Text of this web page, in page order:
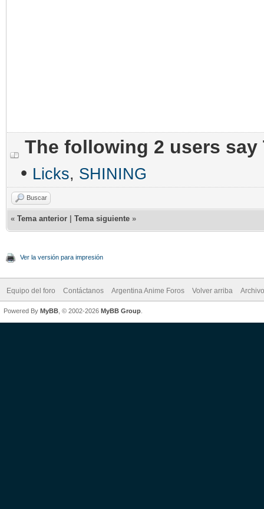
The following 2 users
• Licks, SHINING
Buscar
« Tema anterior Tema siguiente »
Ver la versión para impresión
Equipo del foro Contáctanos Argentina Anime Foros Volver arriba
Powered By MyBB , © 2002-2026 MyBB Group